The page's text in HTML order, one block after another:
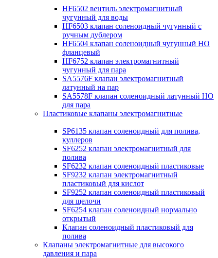
HF6502 вентиль электромагнитный
чугунный для воды
HF6503 клапан соленоидный чугунный с
ручным дублером
HF6504 клапан соленоидный чугунный НО
фланцевый
HF6752 клапан электромагнитный
чугунный для пара
SA5576F клапан электромагнитный
латунный на пар
SA5578F клапан соленоидный латунный НО
для пара
Пластиковые клапаны электромагнитные
SP6135 клапан соленоидный для полива,
куллеров
SF6252 клапан электромагнитный для
полива
SF6232 клапан соленоидный пластиковые
SF9232 клапан электромагнитный
пластиковый для кислот
SF9252 клапан соленоидный пластиковый
для щелочи
SF6254 клапан соленоидный нормально
открытый
Клапан соленоидный пластиковый для
полива
Клапаны электромагнитные для высокого
давления и пара